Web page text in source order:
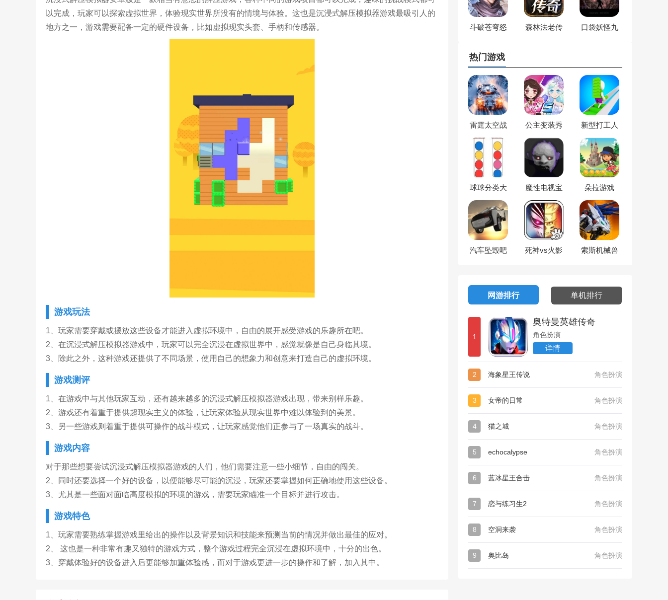
以完成，玩家可以探索虚拟世界，体验现实世界所没有的情境与体验。这也是沉浸式解压模拟器游戏最吸引人的
地方之一，游戏需要配备一定的硬件设备，比如虚拟现实头套、手柄和传感器。
游戏玩法
1、玩家需要穿戴或摆放这些设备才能进入虚拟环境中，自由的展开感受游戏的乐趣所在吧。
2、在沉浸式解压模拟器游戏中，玩家可以完全沉浸在虚拟世界中，感觉就像是自己身临其境。
3、除此之外，这种游戏还提供了不同场景，使用自己的想象力和创意来打造自己的虚拟环境。
游戏测评
1、在游戏中与其他玩家互动，还有越来越多的沉浸式解压模拟器游戏出现，带来别样乐趣。
2、游戏还有着重于提供超现实主义的体验，让玩家体验从现实世界中难以体验到的美景。
3、另一些游戏则着重于提供可操作的战斗模式，让玩家感觉他们正参与了一场真实的战斗。
游戏内容
对于那些想要尝试沉浸式解压模拟器游戏的人们，他们需要注意一些小细节，自由的闯关。
2、同时还要选择一个好的设备，以便能够尽可能的沉浸，玩家还要掌握如何正确地使用这些设备。
3、尤其是一些面对面临高度模拟的环境的游戏，需要玩家瞄准一个目标并进行攻击。
游戏特色
1、玩家需要熟练掌握游戏里给出的操作以及背景知识和技能来预测当前的情况并做出最佳的应对。
2、 这也是一种非常有趣又独特的游戏方式，整个游戏过程完全沉浸在虚拟环境中，十分的出色。
3、穿戴体验好的设备进入后更能够加重体验感，而对于游戏更进一步的操作和了解，加入其中。
斗破苍穹怒
森林法老传
口袋妖怪九
热门游戏
雷霆太空战
公主变装秀 新型打工人
球球分类大
魔性电视宝
朵拉游戏
汽车坠毁吧 死神vs火影
索斯机械兽
网游排行 单机排行
1
奥特曼英雄传奇
角色扮演
详情
2 海象星王传说 角色扮演
3 女帝的日常 角色扮演
4 猫之城 角色扮演
5 echocalypse 角色扮演
6 蓝冰星王合击 角色扮演
7 恋与练习生2 角色扮演
8 空洞来袭 角色扮演
9 奥比岛 角色扮演